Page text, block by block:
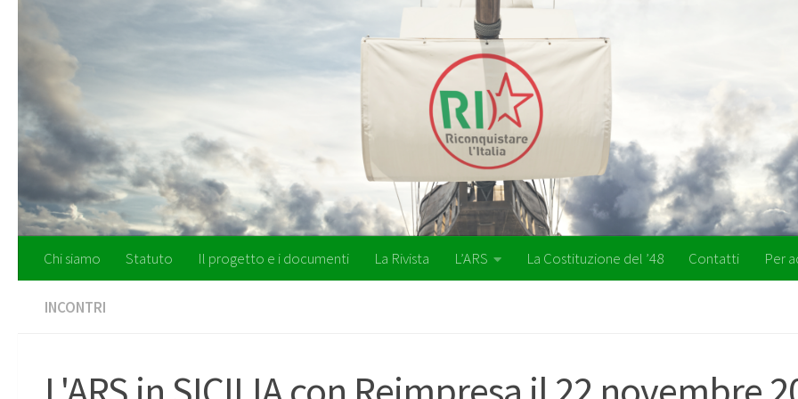
Salta al contenuto
Chi siamo Statuto Il progetto e i documenti La Rivista L’ARS La Costituzione del ’48 Contatti Per
INCONTRI